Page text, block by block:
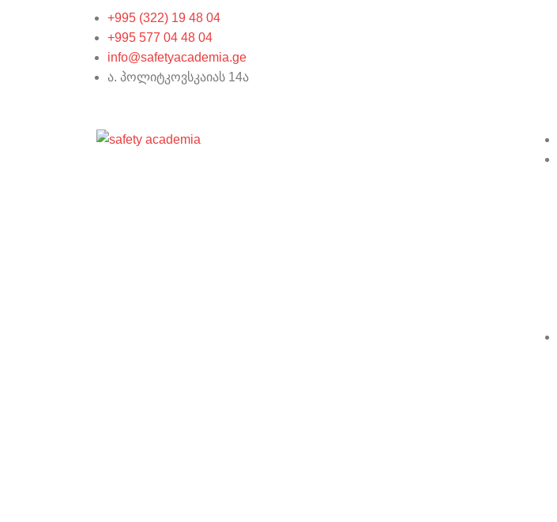
+995 (322) 19 48 04
+995 577 04 48 04
info@safetyacademia.ge
ა. პოლიტკოვსკაიას 14ა